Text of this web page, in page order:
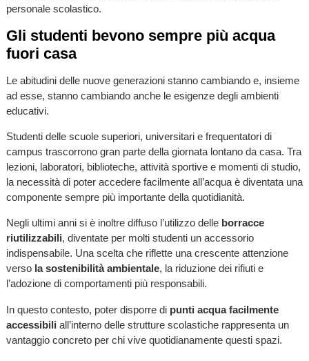
personale scolastico.
Gli studenti bevono sempre più acqua
fuori casa
Le abitudini delle nuove generazioni stanno cambiando e, insieme
ad esse, stanno cambiando anche le esigenze degli ambienti
educativi.
Studenti delle scuole superiori, universitari e frequentatori di
campus trascorrono gran parte della giornata lontano da casa. Tra
lezioni, laboratori, biblioteche, attività sportive e momenti di studio,
la necessità di poter accedere facilmente all’acqua è diventata una
componente sempre più importante della quotidianità.
Negli ultimi anni si è inoltre diffuso l’utilizzo delle borracce
riutilizzabili, diventate per molti studenti un accessorio
indispensabile. Una scelta che riflette una crescente attenzione
verso la sostenibilità ambientale, la riduzione dei rifiuti e
l’adozione di comportamenti più responsabili.
In questo contesto, poter disporre di punti acqua facilmente
accessibili all’interno delle strutture scolastiche rappresenta un
vantaggio concreto per chi vive quotidianamente questi spazi.